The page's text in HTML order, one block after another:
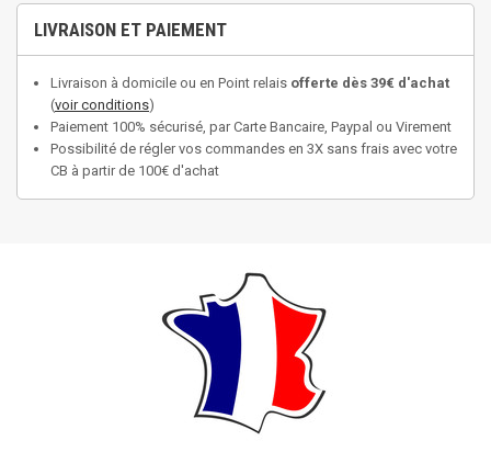
LIVRAISON ET PAIEMENT
Livraison à domicile ou en Point relais offerte dès 39€ d'achat
(voir conditions)
Paiement 100% sécurisé, par Carte Bancaire, Paypal ou Virement
Possibilité de régler vos commandes en 3X sans frais avec votre
CB à partir de 100€ d'achat